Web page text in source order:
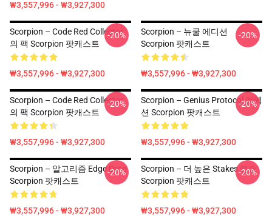
₩3,557,996 - ₩3,927,300
Scorpion – Code Red Collector
의 팩 Scorpion 팟캐스트
₩3,557,996 - ₩3,927,300
-20%
Scorpion – 뉴쿨 에디션
Scorpion 팟캐스트
₩3,557,996 - ₩3,927,300
-20%
Scorpion – Code Red Collector
의 팩 Scorpion 팟캐스트
₩3,557,996 - ₩3,927,300
-20%
Scorpion – Genius Protocol 컬렉
션 Scorpion 팟캐스트
₩3,557,996 - ₩3,927,300
-20%
Scorpion – 알고리즘 Edge Drop
Scorpion 팟캐스트
₩3,557,996 - ₩3,927,300
-20%
Scorpion – 더 높은 Stakes 캡슐
Scorpion 팟캐스트
₩3,557,996 - ₩3,927,300
-20%